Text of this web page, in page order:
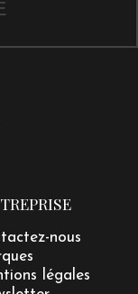
nous
légales